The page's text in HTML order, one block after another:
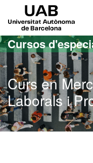
Ves al contingut principal
Ves a la navegació de la
Cursos
Curs en
Laborals i